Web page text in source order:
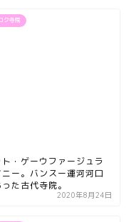
ク寺院
ト・ゲーウファージュラ
ニー。バンスー運河河口
た古代寺院。
2020年8月24日